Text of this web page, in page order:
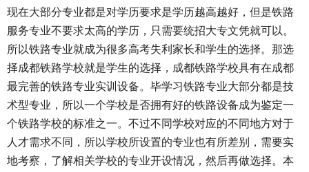
现在大部分专业都是对学历要求是学历越高越好，但是铁路
服务专业不要求太高的学历，只需要统招大专文凭就可以。
所以铁路专业就成为很多高考失利家长和学生的选择。那选
择成都铁路学校就是学生的选择，成都铁路学校具有在成都
最完善的铁路专业实训设备。毕学习铁路专业大部分都是技
术型专业，所以一个学校是否拥有好的铁路设备成为鉴定一
个铁路学校的标准之一。不过不同学校对应的不同地方对于
人才需求不同，所以学校所设置的专业也有所差别，需要实
地考察，了解相关学校的专业开设情况，然后再做选择。本